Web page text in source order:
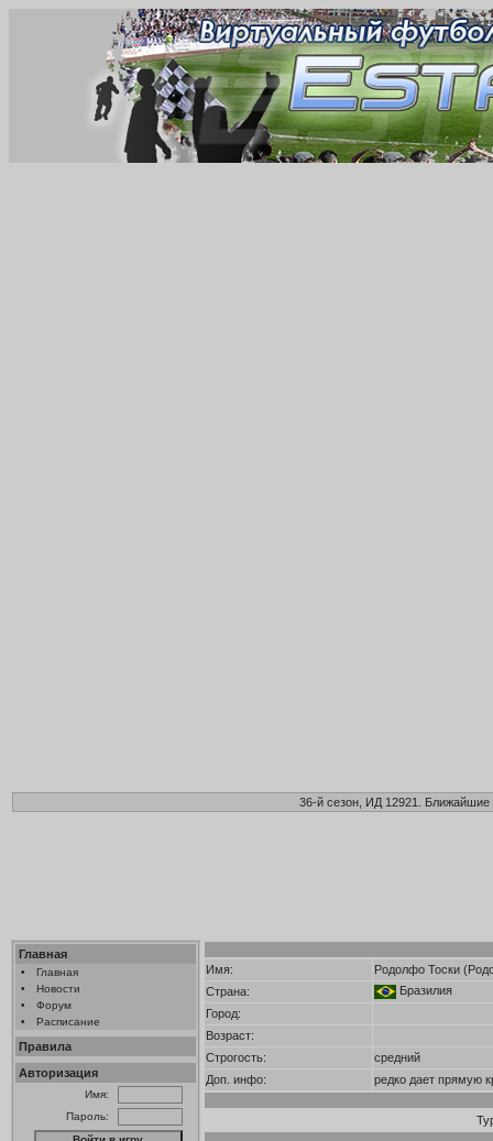
36-й сезон, ИД 12921.
Главная
•
Главная
•
Новости
•
Форум
•
Расписание
Правила
Авторизация
Имя:
Пароль:
Имя:
Родолфо Тоски
Страна:
Бразилия
Город:
Возраст:
Строгость:
средний
Доп. инфо:
редко дает прямую